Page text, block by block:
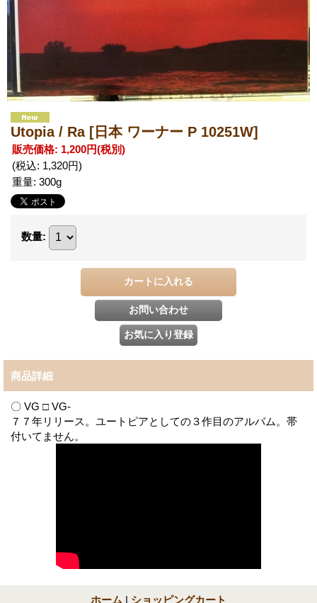
Utopia / Ra [日本 ワーナー P 10251W]
販売価格: 1,200円(税別)
(税込: 1,320円)
重量: 300g
数量:
商品詳細
〇 VG □ VG-
７７年リリース。ユートピアとしての３作目のアルバム。帯
付いてません。
ホーム | ショッピングカート